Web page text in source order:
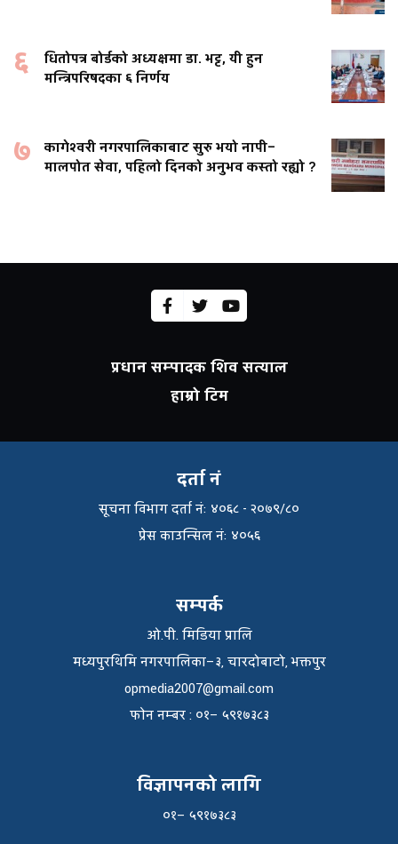
६
धितोपत्र बोर्डको अध्यक्षमा डा. भट्ट, यी हुन
मन्त्रिपरिषदका ६ निर्णय
७
कागेश्वरी नगरपालिकाबाट सुरु भयो नापी–
मालपोत सेवा, पहिलो दिनको अनुभव कस्तो रह्यो ?
प्रधान सम्पादक शिव सत्याल
हाम्रो टिम
दर्ता नं
सूचना विभाग दर्ता नंः ४०६८ - २०७९/८०
प्रेस काउन्सिल नंः ४०५६
सम्पर्क
ओ.पी. मिडिया प्रालि
मध्यपुरथिमि नगरपालिका–३, चारदोबाटो, भक्तपुर
opmedia2007@gmail.com
फाेन नम्बर : ०१– ५९१७३८३
विज्ञापनको लागि
०१– ५९१७३८३